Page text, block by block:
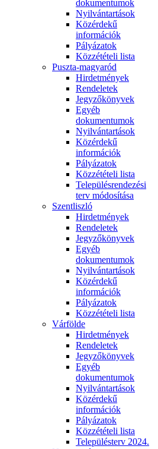
dokumentumok
Nyilvántartások
Közérdekű
információk
Pályázatok
Közzétételi lista
Puszta-magyaród
Hirdetmények
Rendeletek
Jegyzőkönyvek
Egyéb
dokumentumok
Nyilvántartások
Közérdekű
információk
Pályázatok
Közzétételi lista
Településrendezési
terv módosítása
Szentliszló
Hirdetmények
Rendeletek
Jegyzőkönyvek
Egyéb
dokumentumok
Nyilvántartások
Közérdekű
információk
Pályázatok
Közzétételi lista
Várfölde
Hirdetmények
Rendeletek
Jegyzőkönyvek
Egyéb
dokumentumok
Nyilvántartások
Közérdekű
információk
Pályázatok
Közzétételi lista
Településterv 2024.